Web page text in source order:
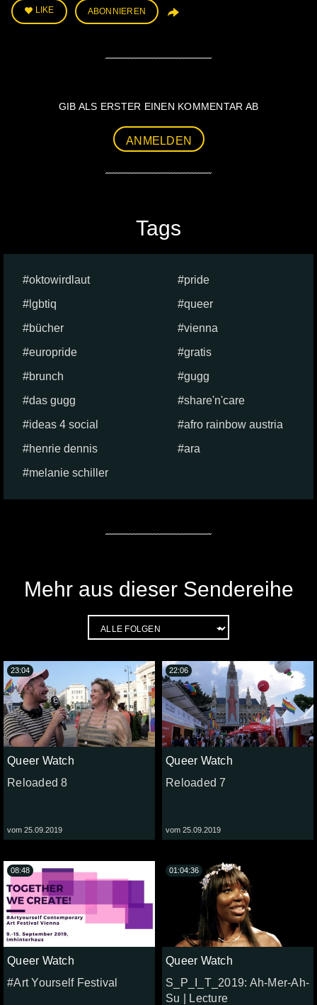
LIKE ABONNIEREN
GIB ALS ERSTER EINEN KOMMENTAR AB
ANMELDEN
Tags
oktowirdlaut
pride
lgbtiq
queer
bücher
vienna
europride
gratis
brunch
gugg
das gugg
share'n'care
ideas 4 social
afro rainbow austria
henrie dennis
ara
melanie schiller
Mehr aus dieser Sendereihe
Queer Watch
Reloaded 8
vom 25.09.2019
23:04
Queer Watch
Reloaded 7
vom 25.09.2019
22:06
Queer Watch
#Art Yourself Festival
08:48
Queer Watch
S_P_I_T_2019: Ah-Mer-Ah-
Su | Lecture
01:04:36